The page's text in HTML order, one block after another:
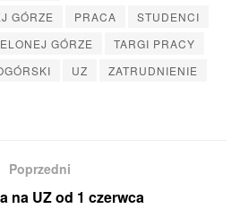
GÓRZE
PRACA
STUDENCI
GÓRZE
TARGI PRACY
UZ
ZATRUDNIENIE
Poprzedni
na UZ od 1 czerwca